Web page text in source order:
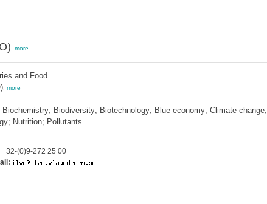
more
and Food
, more
Biodiversity; Biotechnology; Blue economy; Climate change;
Nutrition; Pollutants
+32-(0)9-272 25 00